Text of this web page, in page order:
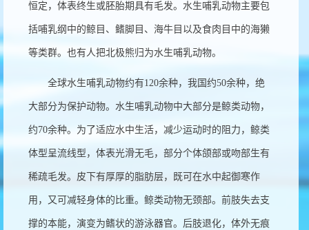
恒定，体表终生或胚胎期具有毛发。水生哺乳动物主要包
括哺乳纲中的鲸目、鳍脚目、海牛目以及食肉目中的海獭
等类群。也有人把北极熊归为水生哺乳动物。
全球水生哺乳动物约有120余种，我国约50余种，绝
大部分为保护动物。水生哺乳动物中大部分是鲸类动物，
约70余种。为了适应水中生活，减少运动时的阻力，鲸类
体型呈流线型，体表光滑无毛，部分个体颌部或吻部生有
稀疏毛发。皮下有厚厚的脂肪层，既可在水中起御寒作
用，又可减轻身体的比重。鲸类动物无颈部。前肢失去支
撑的本能，演变为鳍状的游泳器官。后肢退化，体外无痕